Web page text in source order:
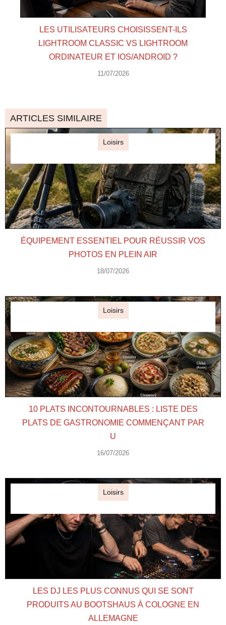
LES UTILISATEURS CHOISISSENT-ILS
LIGHTROOM CLASSIC VS LIGHTROOM
ORDINATEUR ET IOS/ANDROID ?
11/07/2026
ARTICLES SIMILAIRE
Loisirs
ÉQUIPEMENT ESSENTIEL POUR RÉUSSIR VOS
PHOTOS EN PLEIN AIR
18/07/2026
Loisirs
10 PLATS INCONTOURNABLES : LISTE DES
PLATS DE GASTRONOMIE COMMENÇANT PAR
U
16/07/2026
Loisirs
LES DJ LES PLUS CONNUS QUI SE SONT
PRODUITS AU BOOTSHAUS À COLOGNE EN
ALLEMAGNE